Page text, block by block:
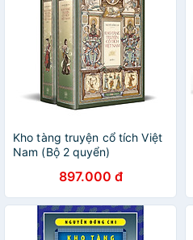
Kho tàng truyện cổ tích Việt
Nam (Bộ 2 quyển)
897.000 đ